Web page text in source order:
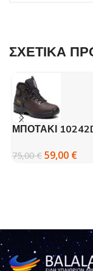
ΣΧΕΤΙΚΑ
ΜΠΟΤΑΚΙ
75,00€ 59,00 €